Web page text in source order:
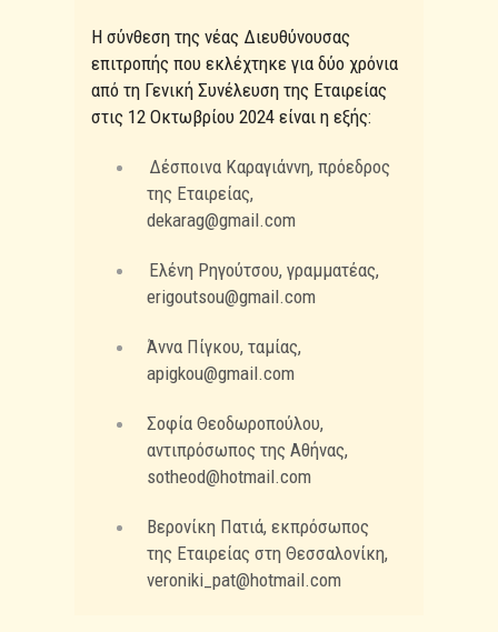
Η σύνθεση της νέας Διευθύνουσας
επιτροπής που εκλέχτηκε για δύο χρόνια
από τη Γενική Συνέλευση της Εταιρείας
στις 12 Οκτωβρίου 2024 είναι η εξής:
Δέσποινα Καραγιάννη, πρόεδρος
της Εταιρείας,
dekarag@gmail.com
Ελένη Ρηγούτσου, γραμματέας,
erigoutsou@gmail.com
Άννα Πίγκου, ταμίας,
apigkou@gmail.com
Σοφία Θεοδωροπούλου,
αντιπρόσωπος της Αθήνας,
sotheod@hotmail.com
Βερονίκη Πατιά, εκπρόσωπος
της Εταιρείας στη Θεσσαλονίκη,
veroniki_pat@hotmail.com